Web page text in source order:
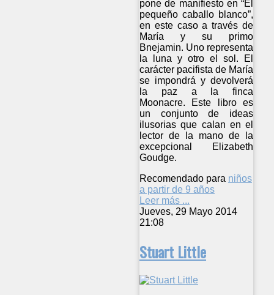
pone de manifiesto en “El
pequeño caballo blanco”,
en este caso a través de
María y su primo
Bnejamin. Uno representa
la luna y otro el sol. El
carácter pacifista de María
se impondrá y devolverá
la paz a la finca
Moonacre. Este libro es
un conjunto de ideas
ilusorias que calan en el
lector de la mano de la
excepcional Elizabeth
Goudge.
Recomendado para niños
a partir de 9 años
Leer más ...
Jueves, 29 Mayo 2014
21:08
Stuart Little